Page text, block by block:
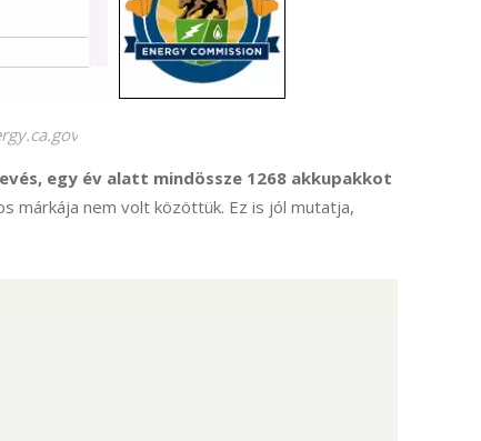
egy év alatt mindössze 1268 akkupakkot
márkája nem volt közöttük. Ez is jól mutatja,